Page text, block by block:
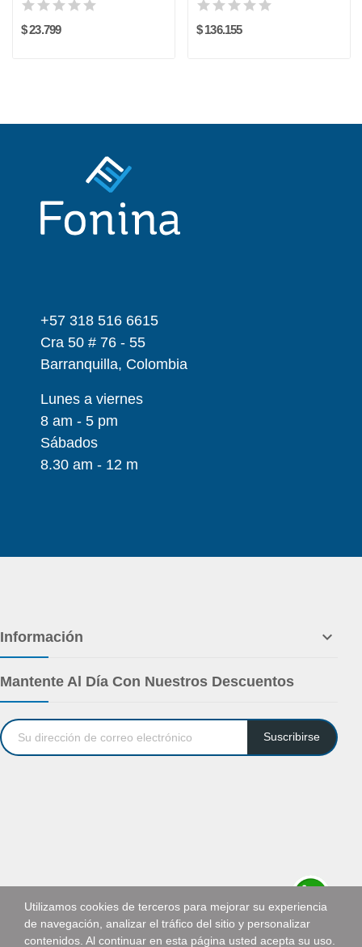
$ 23.799 $ 136.155
+57 318 516 6615
Cra 50 # 76 - 55
Barranquilla, Colombia
Lunes a viernes
8 am - 5 pm
Sábados
8.30 am - 12 m
Información 
Mantente Al Día Con Nuestros Descuentos
Suscribirse
Utilizamos cookies de terceros para mejorar su experiencia
de navegación, analizar el tráfico del sitio y personalizar
contenidos. Al continuar en esta página usted acepta su uso.